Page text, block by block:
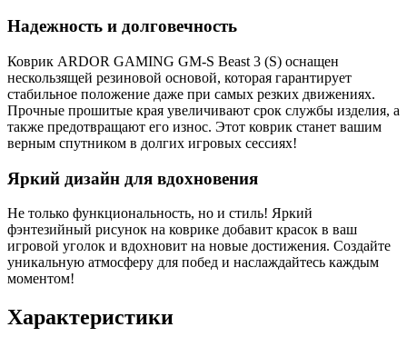
Надежность и долговечность
Коврик ARDOR GAMING GM-S Beast 3 (S) оснащен
нескользящей резиновой основой, которая гарантирует
стабильное положение даже при самых резких движениях.
Прочные прошитые края увеличивают срок службы изделия, а
также предотвращают его износ. Этот коврик станет вашим
верным спутником в долгих игровых сессиях!
Яркий дизайн для вдохновения
Не только функциональность, но и стиль! Яркий
фэнтезийный рисунок на коврике добавит красок в ваш
игровой уголок и вдохновит на новые достижения. Создайте
уникальную атмосферу для побед и наслаждайтесь каждым
моментом!
Характеристики